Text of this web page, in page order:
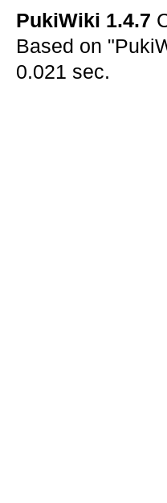
PukiWiki 1.4.7
Based on
0.021 sec.